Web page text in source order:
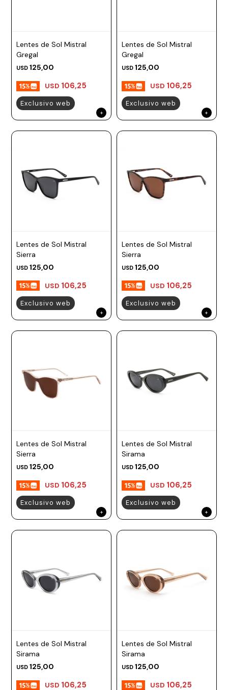
Lentes de Sol Mistral
Gregal
USD 125,00
USD 106,25
Exclusivo web
Lentes de Sol Mistral
Gregal
USD 125,00
USD 106,25
Exclusivo web
Lentes de Sol Mistral
Sierra
USD 125,00
USD 106,25
Exclusivo web
Lentes de Sol Mistral
Sierra
USD 125,00
USD 106,25
Exclusivo web
Lentes de Sol Mistral
Sierra
USD 125,00
USD 106,25
Exclusivo web
Lentes de Sol Mistral
Sirama
USD 125,00
USD 106,25
Exclusivo web
Lentes de Sol Mistral
Sirama
USD 125,00
USD 106,25
Lentes de Sol Mistral
Sirama
USD 125,00
USD 106,25